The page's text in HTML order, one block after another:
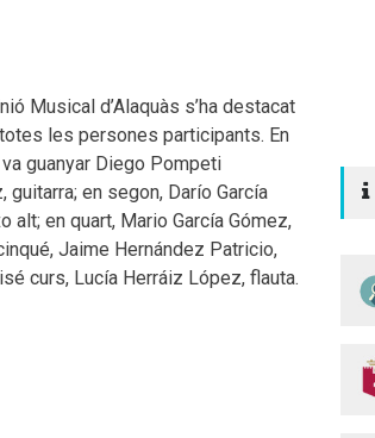
Musical d’Alaquàs s’ha destacat
les persones participants. En
guanyar Diego Pompeti
guitarra; en segon, Darío García
alt; en quart, Mario García Gómez,
Jaime Hernández Patricio,
curs, Lucía Herráiz López, flauta.